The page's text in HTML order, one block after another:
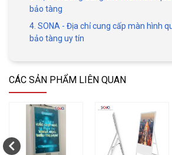
bảo tàng
4. SONA - Địa chỉ cung cấp màn hình
bảo tàng uy tín
CÁC SẢN PHẨM LIÊN QUAN